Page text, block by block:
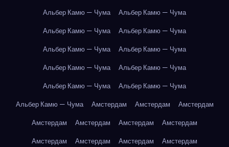
Альбер Камю — Чума
Альбер Камю — Чума
Альбер Камю — Чума
Альбер Камю — Чума
Альбер Камю — Чума
Альбер Камю — Чума
Альбер Камю — Чума
Альбер Камю — Чума
Альбер Камю — Чума
Альбер Камю — Чума
Альбер Камю — Чума
Амстердам Амстердам
Амстердам
Амстердам
Амстердам Амстердам
Амстердам
Амстердам
Амстердам Амстердам
Амстердам